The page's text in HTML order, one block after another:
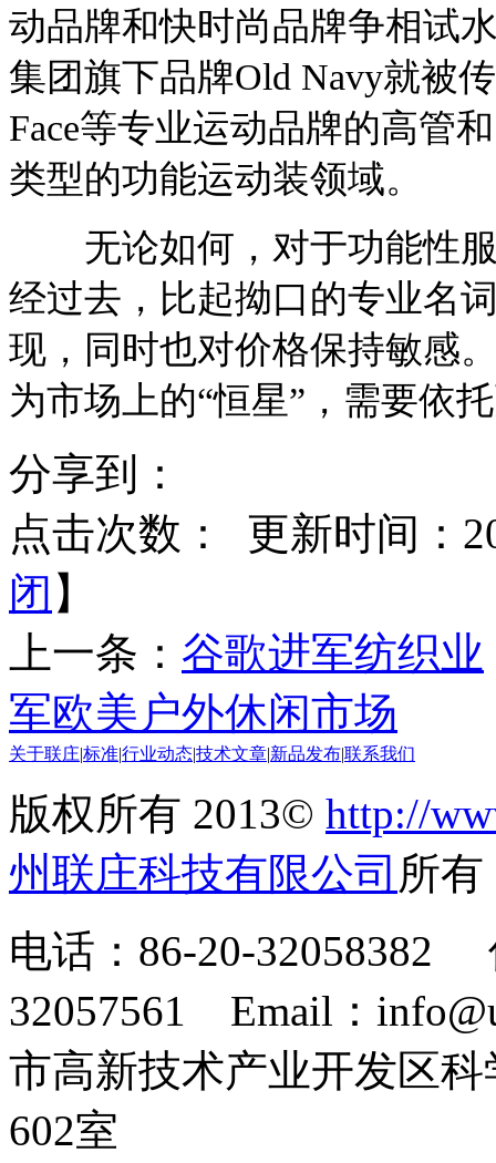
动品牌和快时尚品牌争相试
集团旗下品牌Old Navy就被
Face等专业运动品牌的高管
类型的功能运动装领域。
无论如何，对于功能性服
经过去，比起拗口的专业名
现，同时也对价格保持敏感
为市场上的“恒星”，需要依
分享到：
点击次数：
更新时间：
闭 】
上一条： 谷歌进军纺织业
军欧美户外休闲市场
关于联庄标准行业动态技术文章 新品发布联系我们
版权所有 2013© http://
州联庄科技有限公司 所
电话：86-20-32058382
32057561 Email：
市高新技术产业开发区
602室